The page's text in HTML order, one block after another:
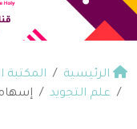
الرئيسية المكتبة
علم التجويد